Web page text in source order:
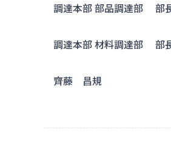
調達本部 部品調達部 部
調達本部 材料調達部 部
齊藤 昌規